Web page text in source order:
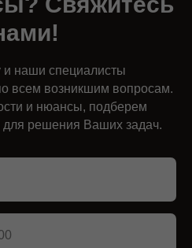
и наши специалисты
всем возникшим вопросам.
и нюансы, подберем
решения Ваших задач.